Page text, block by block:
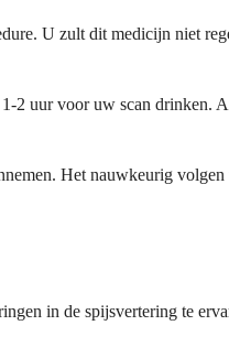
U zult dit medicijn niet
uur voor uw scan drinken.
Het nauwkeurig
in de spijsvertering te